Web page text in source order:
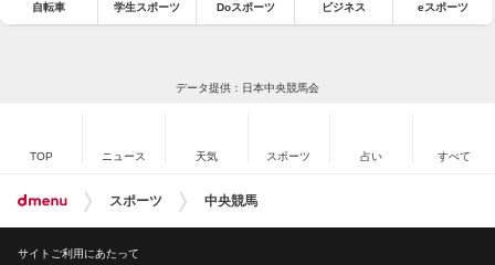
自転車 学生スポーツ Doスポーツ ビジネス eスポーツ
データ提供：日本中央競馬会
TOP ニュース 天気 スポーツ 占い すべて
スポーツ 中央競馬
サイトご利用にあたって